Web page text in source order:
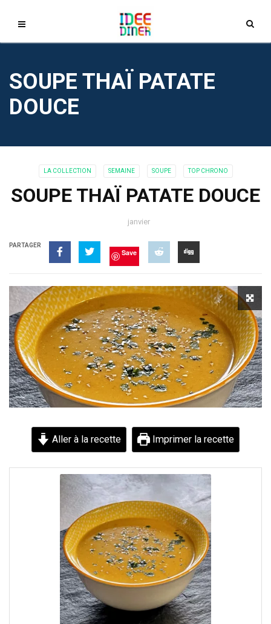
SOUPE THAÏ PATATE
DOUCE
LA COLLECTION SEMAINE SOUPE TOP CHRONO
SOUPE THAÏ PATATE DOUCE
janvier
PARTAGER
Save
Aller à la recette Imprimer la recette